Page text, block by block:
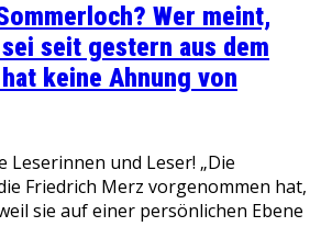
Wer meint,
seit gestern aus dem
keine Ahnung von
Leserinnen und Leser! „Die
Friedrich Merz vorgenommen hat,
sie auf einer persönlichen Ebene